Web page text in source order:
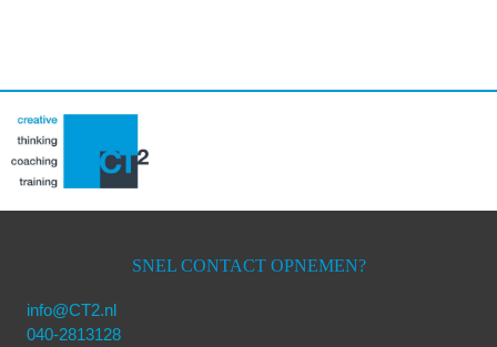
SNEL CONTACT OPNEMEN?
info@CT2.nl
040-2813128